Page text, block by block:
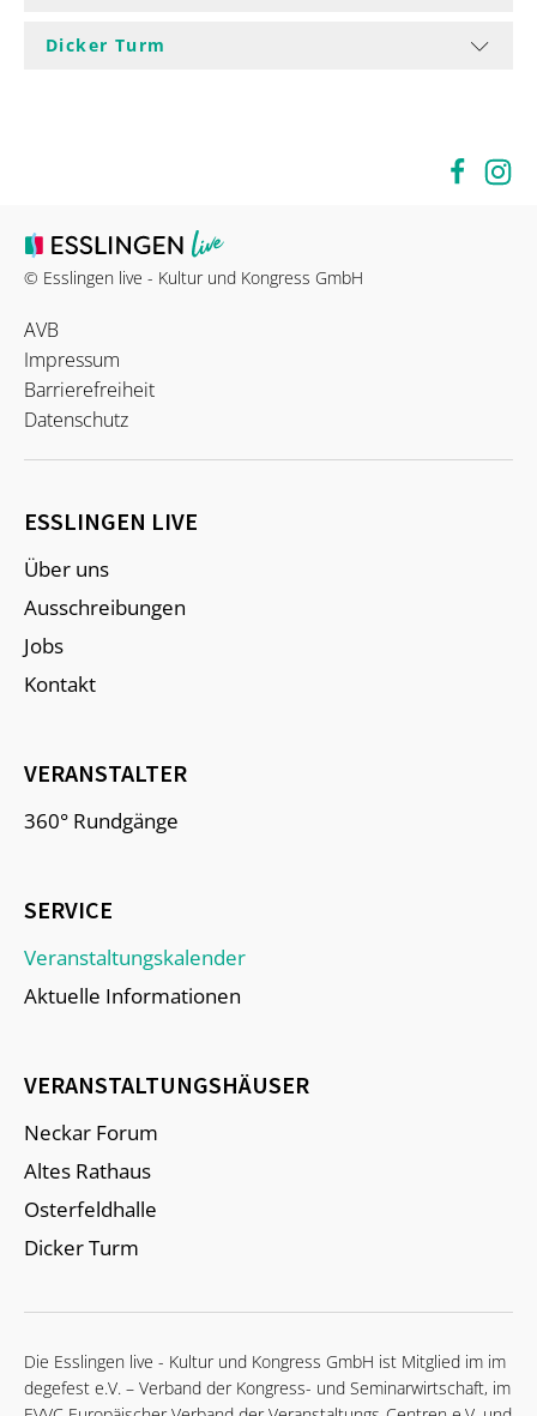
Dicker Turm
© Esslingen live - Kultur und Kongress GmbH
AVB
Impressum
Barrierefreiheit
Datenschutz
ESSLINGEN LIVE
Über uns
Ausschreibungen
Jobs
Kontakt
VERANSTALTER
360° Rundgänge
SERVICE
Veranstaltungskalender
Aktuelle Informationen
VERANSTALTUNGSHÄUSER
Neckar Forum
Altes Rathaus
Osterfeldhalle
Dicker Turm
Die Esslingen live - Kultur und Kongress GmbH ist Mitglied im im
degefest e.V. – Verband der Kongress- und Seminarwirtschaft, im